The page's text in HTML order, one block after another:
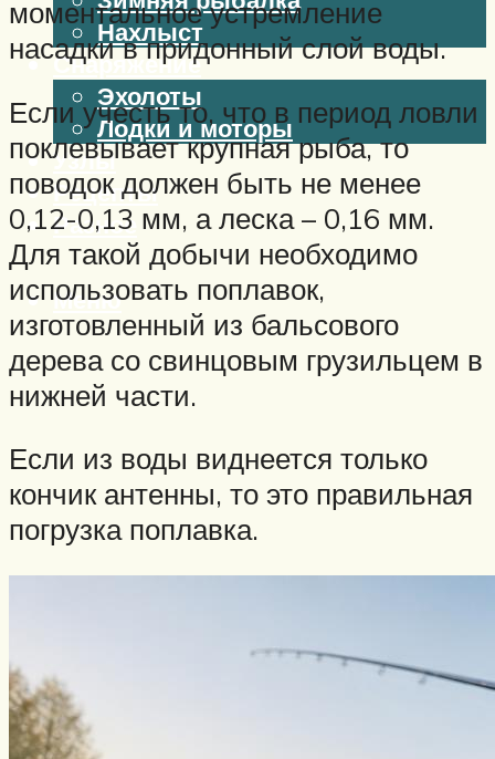
Нахлыст
Снаряжение
Эхолоты
Лодки и моторы
Узлы
Рецепты
Разное
Меню
моментальное устремление
насадки в придонный слой воды.
Если учесть то, что в период ловли
поклевывает крупная рыба, то
поводок должен быть не менее
0,12-0,13 мм, а леска – 0,16 мм.
Для такой добычи необходимо
использовать поплавок,
изготовленный из бальсового
дерева со свинцовым грузильцем в
нижней части.
Если из воды виднеется только
кончик антенны, то это правильная
погрузка поплавка.